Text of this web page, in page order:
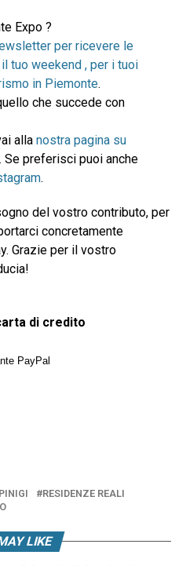
Expo ?
per ricevere le
tuo weekend , per i tuoi
in Piemonte.
che succede con
alla nostra pagina su
preferisci puoi anche
.
del vostro contributo, per
concretamente
Grazie per il vostro
di credito
RESIDENZE REALI
LIKE